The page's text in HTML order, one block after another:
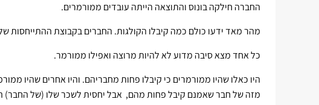
החברה חילקה בונוס והתוצאה הייתה עובדים ממורמרים.
מהר מאד ידעו כולם כמה קיבלו הקולגות. החברים בקבוצת ההתייחסות
כל אחד מצא סיבה מדוע לא להיות מרוצה ואפילו ממורמר.
היו כאלו שהיו ממורמרים כי קיבלו פחות מחבריהם. והיו אחרים שהיו
מזה של חבר שאמנם קיבל פחות מהם, אבל יחסית לשכר שלו (של החבר)